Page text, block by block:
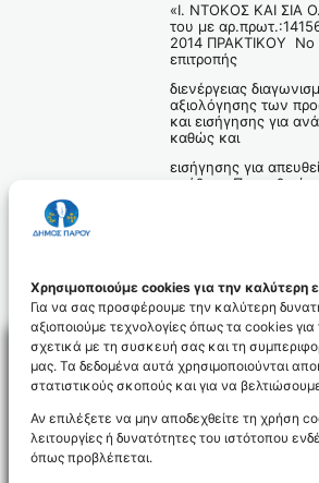
Χρησιμοποιούμε cookies για την καλύτερη
Για να σας προσφέρουμε την καλύτερη
αξιοποιούμε τεχνολογίες όπως τα cookies
σχετικά με τη συσκευή σας και τη
μας. Τα δεδομένα αυτά χρησιμοποιούνται
στατιστικούς σκοπούς και για να
Αν επιλέξετε να μην αποδεχθείτε τη χρήση
λειτουργίες ή δυνατότητες του ιστότοπου
όπως προβλέπεται.
«Ι. ΝΤΟΚΟΣ ΚΑΙ ΣΙΑ
του με
2014 ΠΡΑΚΤΙΚΟΥ Νο
επιτροπής
διενέργειας
αξιολόγησης των
και εισήγησης για
καθώς και
εισήγησης για
ανάθεση Προμηθειών,
apofasi_166.2014_id3173